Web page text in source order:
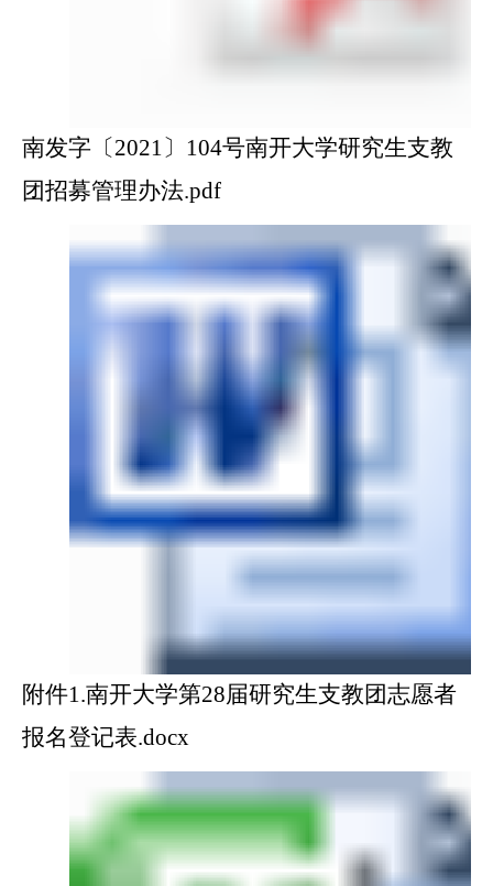
南发字〔2021〕104号南开大学研究生支教
团招募管理办法.pdf
附件1.南开大学第28届研究生支教团志愿者
报名登记表.docx